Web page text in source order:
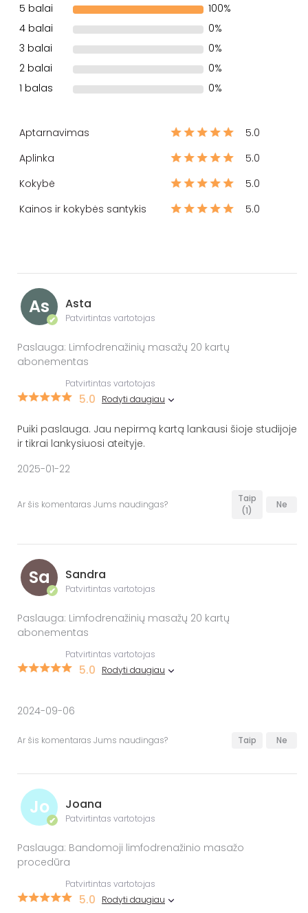
5 balai
100%
4 balai
0%
3 balai
0%
2 balai
0%
1 balas
0%
Aptarnavimas
5.0
Aplinka
5.0
Kokybė
5.0
Kainos ir kokybės santykis
5.0
As
✔
Asta
Patvirtintas vartotojas
Paslauga: Limfodrenažinių masažų 20 kartų
abonementas
Patvirtintas vartotojas
5.0 Rodyti daugiau
Puiki paslauga. Jau nepirmą kartą lankausi šioje studijoje
ir tikrai lankysiuosi ateityje.
2025-01-22
Ar šis komentaras Jums naudingas?
Taip
(1)
Ne
Sa
✔
Sandra
Patvirtintas vartotojas
Paslauga: Limfodrenažinių masažų 20 kartų
abonementas
Patvirtintas vartotojas
5.0 Rodyti daugiau
2024-09-06
Ar šis komentaras Jums naudingas? Taip Ne
Jo
✔
Joana
Patvirtintas vartotojas
Paslauga: Bandomoji limfodrenažinio masažo
procedūra
Patvirtintas vartotojas
5.0 Rodyti daugiau